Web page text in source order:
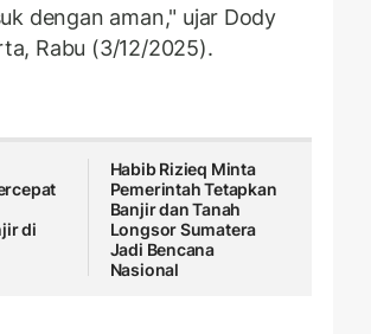
dengan aman," ujar Dody
Rabu (3/12/2025).
di
Habib Rizieq Minta
Pemerintah Tetapkan
Banjir dan Tanah
Longsor Sumatera
Jadi Bencana
Nasional